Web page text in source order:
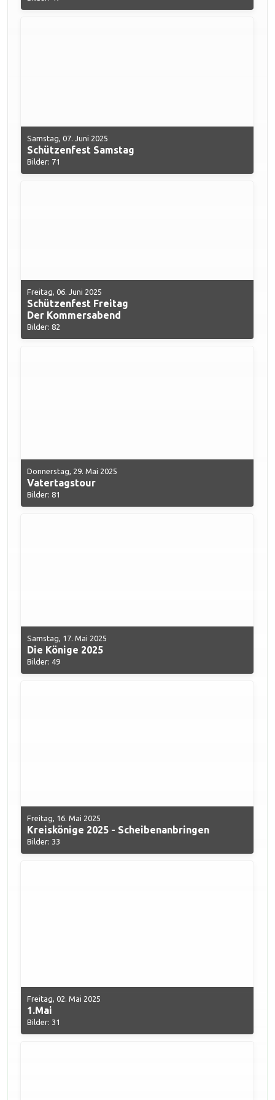
Samstag, 07. Juni 2025
Schützenfest Samstag
Bilder: 71
Freitag, 06. Juni 2025
Schützenfest Freitag
Der Kommersabend
Bilder: 82
Donnerstag, 29. Mai 2025
Vatertagstour
Bilder: 81
Samstag, 17. Mai 2025
Die Könige 2025
Bilder: 49
Freitag, 16. Mai 2025
Kreiskönige 2025 - Scheibenanbringen
Bilder: 33
Freitag, 02. Mai 2025
1.Mai
Bilder: 31